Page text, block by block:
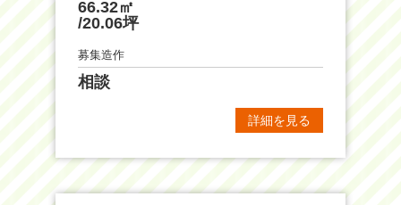
66.32㎡
/20.06坪
募集造作
相談
詳細を見る